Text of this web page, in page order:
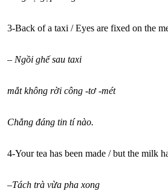
3-Back of a taxi / Eyes are fixed on the
– Ngồi ghế sau taxi
mắt không rời công -tơ -mét
Chẳng đáng tin tí nào.
4-Your tea has been made / but the milk
–Tách trà vừa pha xong